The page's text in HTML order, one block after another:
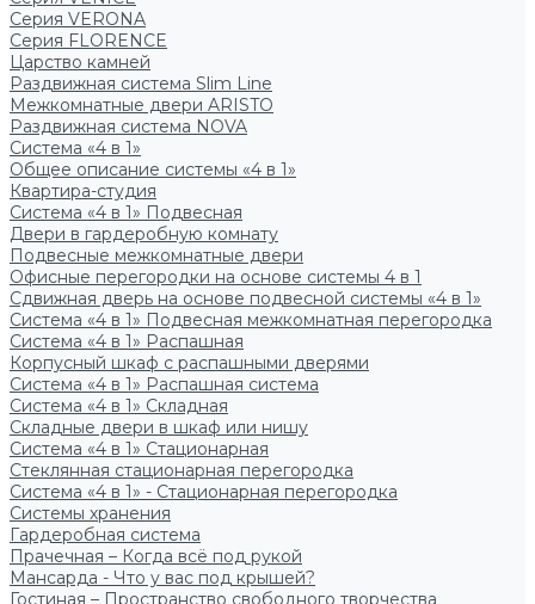
Серия VERONA
Серия FLORENCE
Царство камней
Раздвижная система Slim Line
Межкомнатные двери ARISTO
Раздвижная система NOVA
Система «4 в 1»
Общее описание системы «4 в 1»
Квартира-студия
Система «4 в 1» Подвесная
Двери в гардеробную комнату
Подвесные межкомнатные двери
Офисные перегородки на основе системы 4 в 1
Сдвижная дверь на основе подвесной системы «4 в 1»
Система «4 в 1» Подвесная межкомнатная перегородка
Система «4 в 1» Распашная
Корпусный шкаф с распашными дверями
Система «4 в 1» Распашная система
Система «4 в 1» Складная
Складные двери в шкаф или нишу
Система «4 в 1» Стационарная
Стеклянная стационарная перегородка
Система «4 в 1» - Стационарная перегородка
Системы хранения
Гардеробная система
Прачечная – Когда всё под рукой
Мансарда - Что у вас под крышей?
Гостиная – Пространство свободного творчества